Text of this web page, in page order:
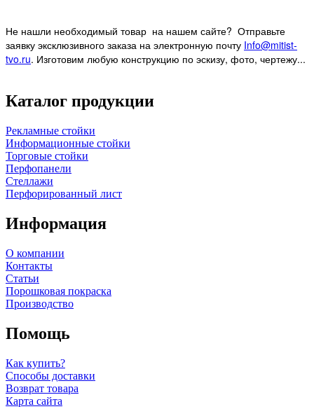
Не нашли необходимый товар на нашем сайте? Отправьте
заявку эксклюзивного заказа на электронную почту Info@mitist-
tvo.ru. Изготовим любую конструкцию по эскизу, фото, чертежу...
Каталог продукции
Рекламные стойки
Информационные стойки
Торговые стойки
Перфопанели
Стеллажи
Перфорированный лист
Информация
О компании
Контакты
Статьи
Порошковая покраска
Производство
Помощь
Как купить?
Способы доставки
Возврат товара
Карта сайта